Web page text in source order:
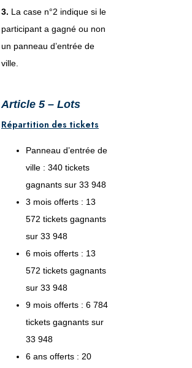
3. La case n°2 indique si le
participant a gagné ou non
un panneau d’entrée de
ville.
Article 5 – Lots
Répartition des tickets
Panneau d’entrée de
ville : 340 tickets
gagnants sur 33 948
3 mois offerts : 13
572 tickets gagnants
sur 33 948
6 mois offerts : 13
572 tickets gagnants
sur 33 948
9 mois offerts : 6 784
tickets gagnants sur
33 948
6 ans offerts : 20